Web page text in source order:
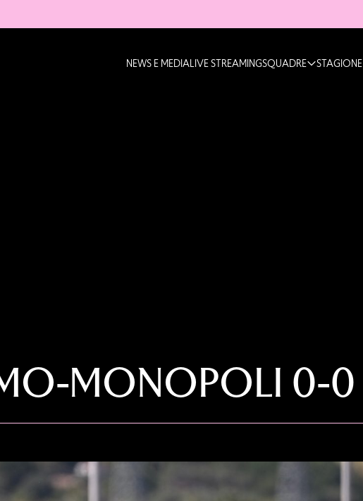
NEWS E MEDIALIVE STREAMINGSQUADRE STAGIONE
MONOPOLI 0-0